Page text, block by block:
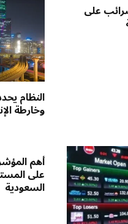
على
النظام
وخارطة
أهم
على
السعودية